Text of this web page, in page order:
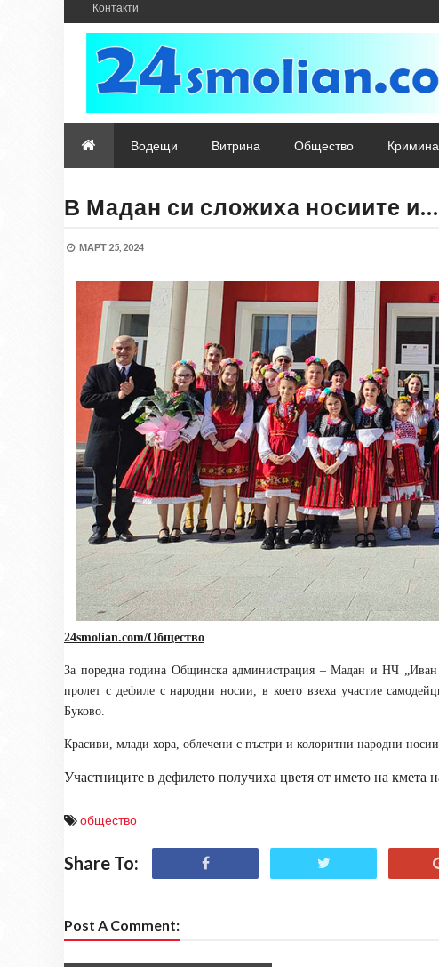
Контакти
Водещи Витрина Общество
В Мадан си сложиха носиите и…
МАРТ 25, 2024
24smolian.com/Общество
За поредна година Общинска администрация – Мадан и НЧ „Иван
пролет с дефиле с народни носии, в което взеха участие
Буково.
Красиви, млади хора, облечени с пъстри и колоритни народни
Участниците в дефилето получиха цветя от името на кмета
общество
Share To:
Post A Comment: